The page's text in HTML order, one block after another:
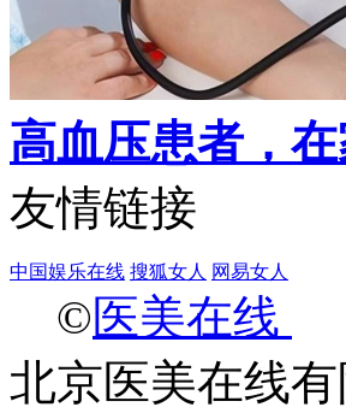
高血压患者，
友情链接
中国娱乐在线 搜狐女人 网易女人
©医美在线
北京医美在线有